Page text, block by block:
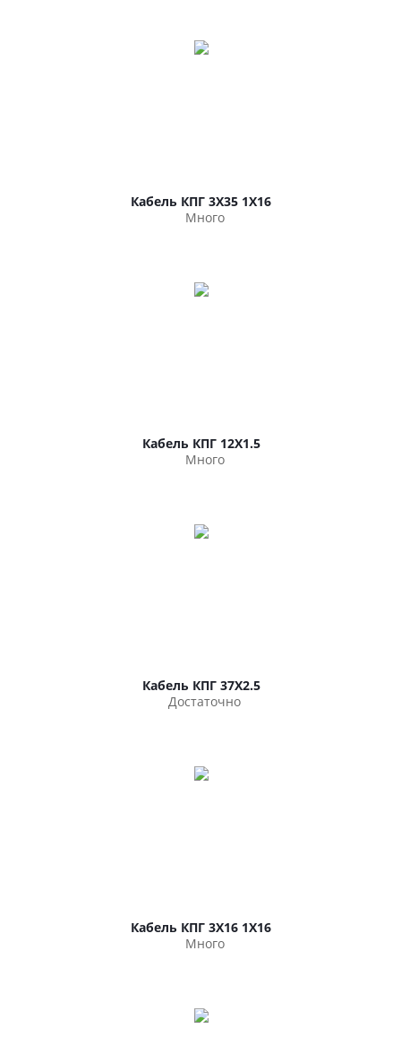
Кабель КПГ 3Х35 1Х16
Много
Кабель КПГ 12Х1.5
Много
Кабель КПГ 37Х2.5
Достаточно
Кабель КПГ 3Х16 1Х16
Много